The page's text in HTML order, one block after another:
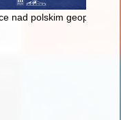
nad polskim